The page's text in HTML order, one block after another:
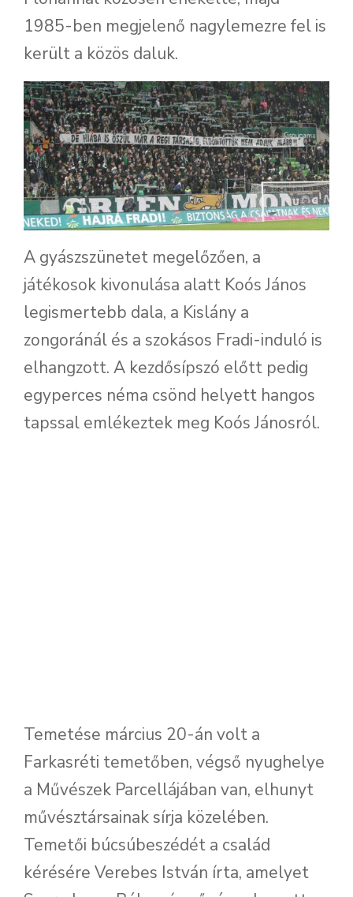
1985-ben megjelenő nagylemezre fel is
került a közös daluk.
A gyászszünetet megelőzően, a
játékosok kivonulása alatt Koós János
legismertebb dala, a Kislány a
zongoránál és a szokásos Fradi-induló is
elhangzott. A kezdősípszó előtt pedig
egyperces néma csönd helyett hangos
tapssal emlékeztek meg Koós Jánosról.
Temetése március 20-án volt a
Farkasréti temetőben, végső nyughelye
a Művészek Parcellájában van, elhunyt
művésztársainak sírja közelében.
Temetői búcsúbeszédét a család
kérésére Verebes István írta, amelyet